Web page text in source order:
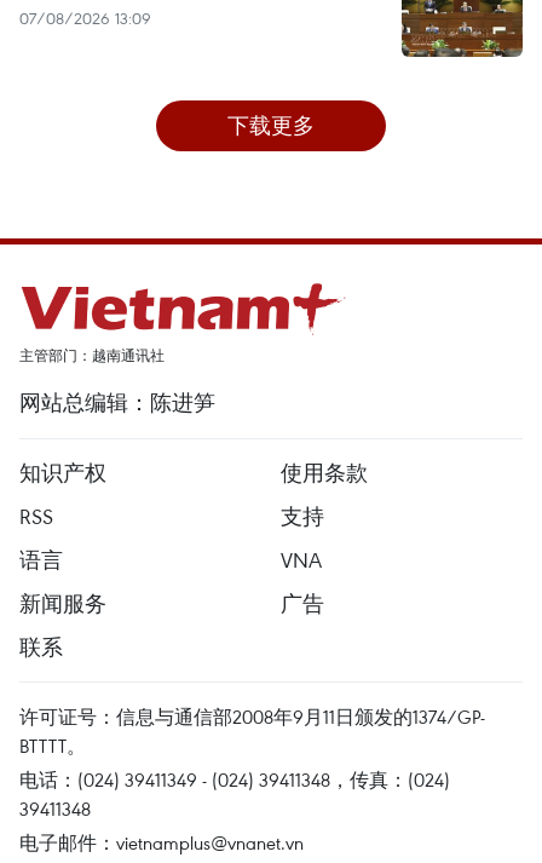
07/08/2026 13:09
下载更多
主管部门：越南通讯社
网站总编辑：陈进笋
知识产权
使用条款
RSS
支持
语言
VNA
新闻服务
广告
联系
许可证号：信息与通信部2008年9月11日颁发的1374/GP-
BTTTT。
电话：(024) 39411349 - (024) 39411348，传真：(024)
39411348
电子邮件： vietnamplus@vnanet.vn